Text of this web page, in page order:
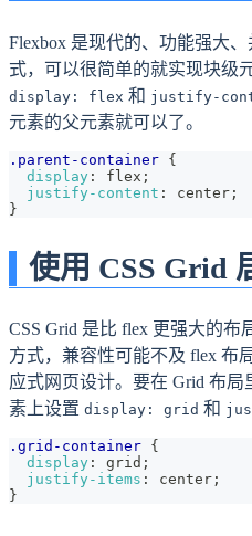
Flexbox 是现代的、功能强大
式，可以很简单的就实现块级
display: flex 和 justify-
元素的父元素就可以了。
.parent-container {
display : flex ;
justify-content : center ;
}
使用 CSS Grid
CSS Grid 是比 flex 更强大的
方式，兼容性可能不及 flex 布
应式网页设计。要在 Grid 布
素上设置 display: grid 和
.grid-container {
display : grid ;
justify-items : center ;
}